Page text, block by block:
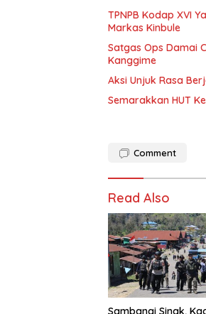
TPNPB Kodap XVI
Markas Kinbule
Satgas Ops Damai
Kanggime
Aksi Unjuk Rasa
Semarakkan HUT
Comment
Read Also
Sambangi Sinak,